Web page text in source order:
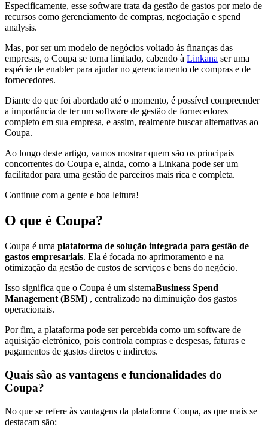
Especificamente, esse software trata da gestão de gastos por meio de
recursos como gerenciamento de compras, negociação e spend
analysis.
Mas, por ser um modelo de negócios voltado às finanças das
empresas, o Coupa se torna limitado, cabendo à Linkana ser uma
espécie de enabler para ajudar no gerenciamento de compras e de
fornecedores.
Diante do que foi abordado até o momento, é possível compreender
a importância de ter um software de gestão de fornecedores
completo em sua empresa, e assim, realmente buscar alternativas ao
Coupa.
Ao longo deste artigo, vamos mostrar quem são os principais
concorrentes do Coupa e, ainda, como a Linkana pode ser um
facilitador para uma gestão de parceiros mais rica e completa.
Continue com a gente e boa leitura!
O que é Coupa?
Coupa é uma plataforma de solução integrada para gestão de
gastos empresariais. Ela é focada no aprimoramento e na
otimização da gestão de custos de serviços e bens do negócio.
Isso significa que o Coupa é um sistemaBusiness Spend
Management (BSM) , centralizado na diminuição dos gastos
operacionais.
Por fim, a plataforma pode ser percebida como um software de
aquisição eletrônico, pois controla compras e despesas, faturas e
pagamentos de gastos diretos e indiretos.
Quais são as vantagens e funcionalidades do
Coupa?
No que se refere às vantagens da plataforma Coupa, as que mais se
destacam são: